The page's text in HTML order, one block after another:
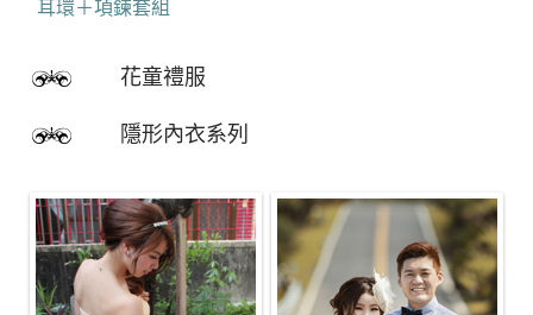
耳環＋項鍊套組
花童禮服
隱形內衣系列